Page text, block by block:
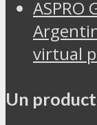
ASPRO
virtual
Un